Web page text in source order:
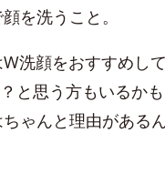
を洗うこと。
洗顔をおすすめし
と思う方もいるか
ゃんと理由がある